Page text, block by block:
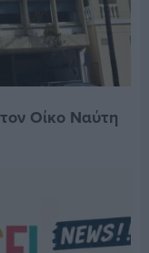
Οίκο Ναύτη